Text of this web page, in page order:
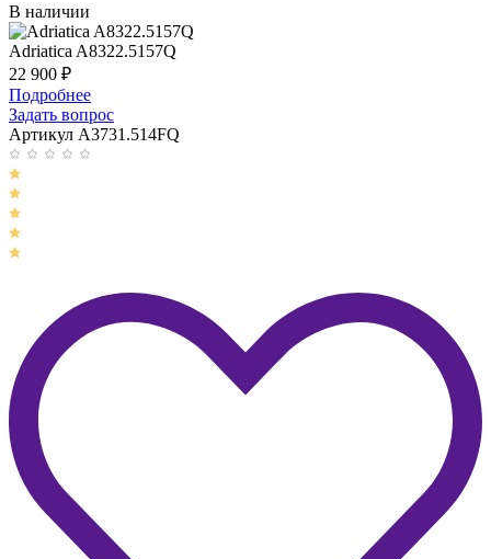
В наличии
Adriatica A8322.5157Q
22 900 ₽
Подробнее
Задать вопрос
Артикул A3731.514FQ